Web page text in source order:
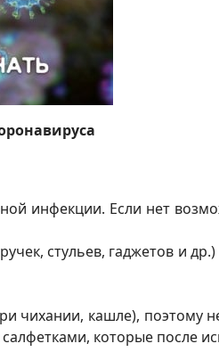
инфекции. Если нет
стульев, гаджетов и
чихании, кашле), поэтому
которые после